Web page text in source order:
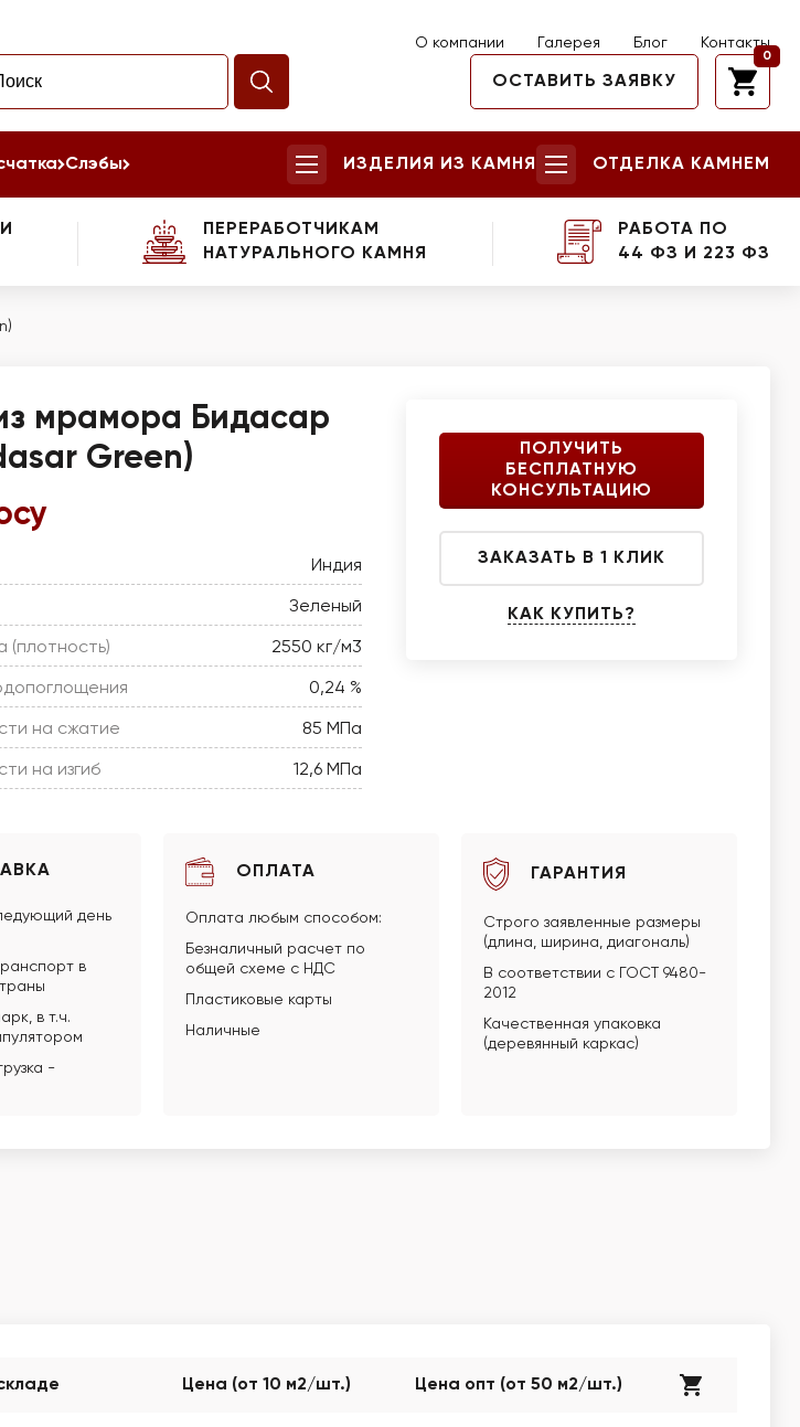
О компании Галерея Блог Контакты
ОСТАВИТЬ ЗАЯВКУ
0
Слэбы ИЗДЕЛИЯ ИЗ КАМНЯ ОТДЕЛКА КАМНЕМ
ПЕРЕРАБОТЧИКАМ
НАТУРАЛЬНОГО КАМНЯ
РАБОТА ПО
44 ФЗ И 223 ФЗ
мрамора Бидасар
Green)
Индия
Зеленый
(плотность) 2550 кг/м3
0,24 %
на сжатие 85 МПа
на изгиб 12,6 МПа
ПОЛУЧИТЬ
БЕСПЛАТНУЮ
КОНСУЛЬТАЦИЮ
ЗАКАЗАТЬ В 1 КЛИК
КАК КУПИТЬ?
день
в
в т.ч.
-
ОПЛАТА
Оплата любым способом:
Безналичный расчет по
общей схеме с НДС
Пластиковые карты
Наличные
ГАРАНТИЯ
Строго заявленные размеры
(длина, ширина, диагональ)
В соответствии с ГОСТ 9480-
2012
Качественная упаковка
(деревянный каркас)
Цена (от 10 м2/шт.) Цена опт (от 50 м2/шт.)